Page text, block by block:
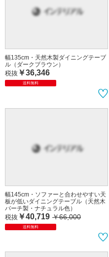
幅135cm・天然木製ダイニングテーブ
送料無料
板が低いダイニングテーブル（天然木